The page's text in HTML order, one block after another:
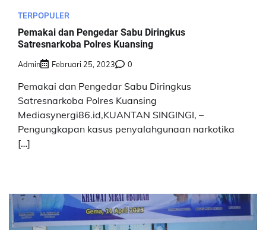
TERPOPULER
Pemakai dan Pengedar Sabu Diringkus
Satresnarkoba Polres Kuansing
Admin Februari 25, 2023 0
Pemakai dan Pengedar Sabu Diringkus
Satresnarkoba Polres Kuansing
Mediasynergi86.id,KUANTAN SINGINGI, –
Pengungkapan kasus penyalahgunaan narkotika
[…]